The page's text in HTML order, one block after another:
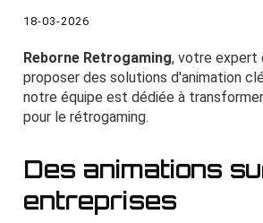
18-03-2026
Reborne Retrogaming, votre expert
proposer des solutions d'animation
notre équipe est dédiée à
pour le rétrogaming.
Des animations
entreprises